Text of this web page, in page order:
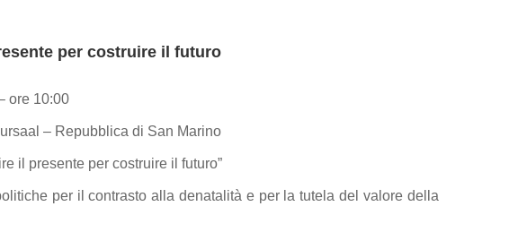
per costruire il futuro
ore 10:00
– Repubblica di San Marino
il presente per costruire il futuro”
per il contrasto alla denatalità e per la tutela del valore della